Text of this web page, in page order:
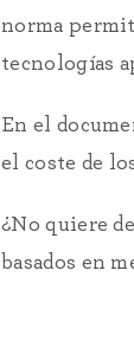
norma
tecnologías
En el
el coste de
¿No quiere
basados en